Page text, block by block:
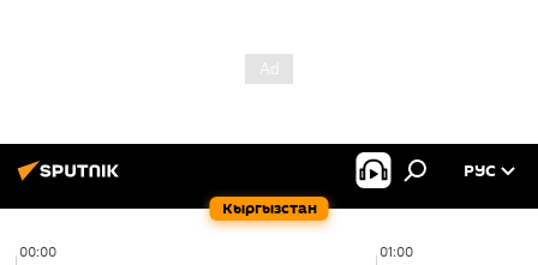
Кыргызстан
РУС
00:00 01:00